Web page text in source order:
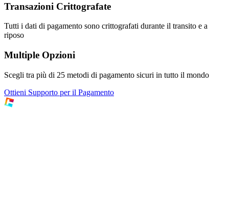
Transazioni Crittografate
Tutti i dati di pagamento sono crittografati durante il transito e a
riposo
Multiple Opzioni
Scegli tra più di 25 metodi di pagamento sicuri in tutto il mondo
Ottieni Supporto per il Pagamento